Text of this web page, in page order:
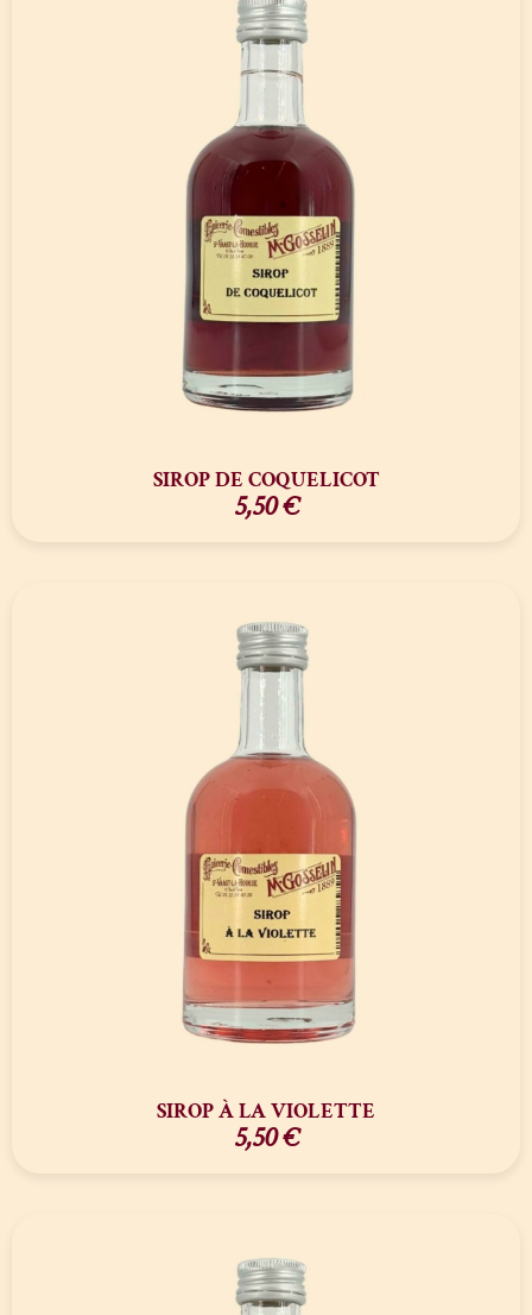
SIROP DE COQUELICOT
5,50€
SIROP À LA VIOLETTE
5,50€